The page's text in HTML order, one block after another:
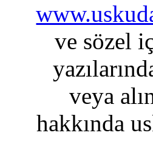
ve sözel
veya
hakkında